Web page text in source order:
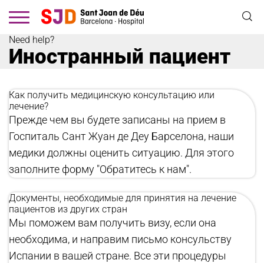
основному
содержанию
Need help?
Иностранный пациент
Как получить медицинскую консультацию или
лечение?
Прежде чем вы будете записаны на прием в
Госпиталь Сант Жуан де Деу Барселона, наши
медики должны оценить ситуацию. Для этого
заполните форму "Обратитесь к нам".
Документы, необходимые для принятия на лечение
пациентов из других стран
Мы поможем вам получить визу, если она
необходима, и направим письмо консульству
Испании в вашей стране. Все эти процедуры